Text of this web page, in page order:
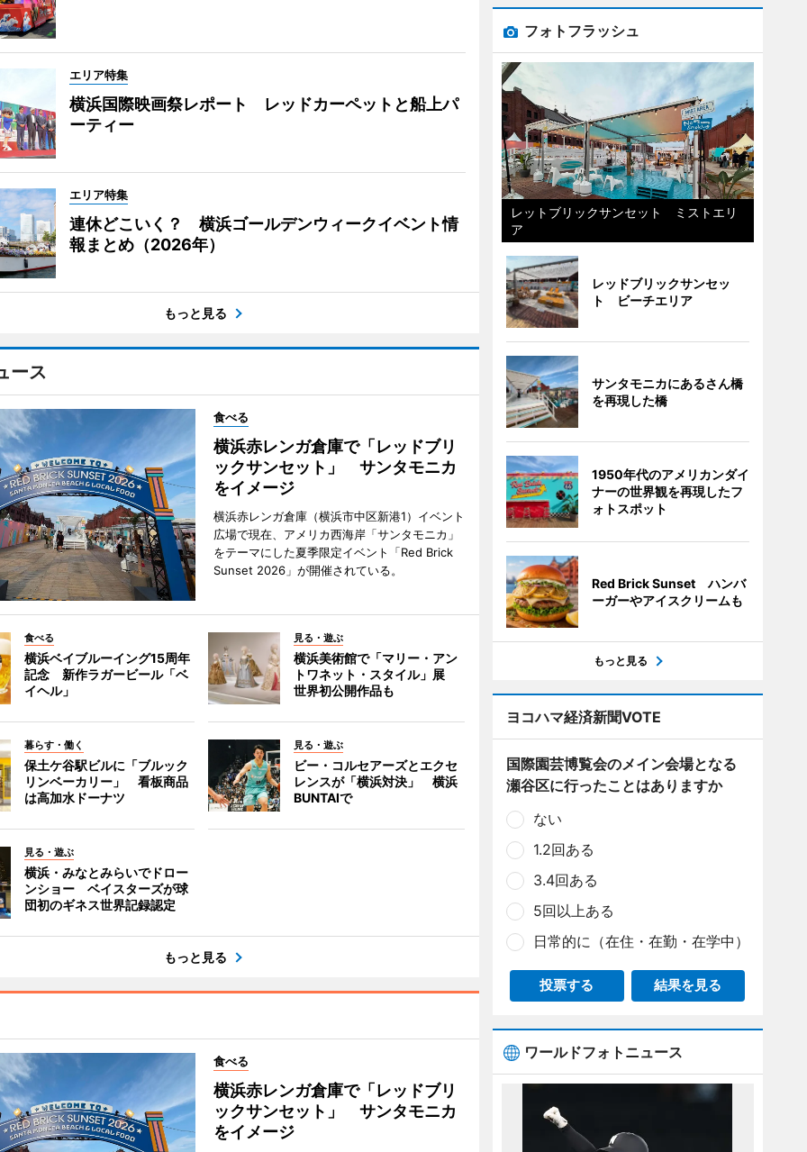
エリア特集
横浜国際映画祭レポート レッドカーペットと船上パ
ーティー
エリア特集
連休どこいく？ 横浜ゴールデンウィークイベント情
報まとめ（2026年）
もっと見る
ース
食べる
横浜赤レンガ倉庫で「レッドブリ
ックサンセット」 サンタモニカ
をイメージ
横浜赤レンガ倉庫（横浜市中区新港1）イベント
広場で現在、アメリカ西海岸「サンタモニカ」
をテーマにした夏季限定イベント「Red Brick
Sunset 2026」が開催されている。
食べる
横浜ベイブルーイング15周年
記念 新作ラガービール「ベ
イヘル」
見る・遊ぶ
横浜美術館で「マリー・アン
トワネット・スタイル」展
世界初公開作品も
暮らす・働く
保土ケ谷駅ビルに「ブルック
リンベーカリー」 看板商品
は高加水ドーナツ
見る・遊ぶ
ビー・コルセアーズとエクセ
レンスが「横浜対決」 横浜
BUNTAIで
見る・遊ぶ
横浜・みなとみらいでドロー
ンショー ベイスターズが球
団初のギネス世界記録認定
もっと見る
食べる
横浜赤レンガ倉庫で「レッドブリ
ックサンセット」 サンタモニカ
をイメージ
フォトフラッシュ
レットブリックサンセット ミストエリ
ア
レッドブリックサンセッ
ト ビーチエリア
サンタモニカにあるさん橋
を再現した橋
1950年代のアメリカンダイ
ナーの世界観を再現したフ
ォトスポット
Red Brick Sunset ハンバ
ーガーやアイスクリームも
もっと見る
ヨコハマ経済新聞VOTE
国際園芸博覧会のメイン会場となる
瀬谷区に行ったことはありますか
ない
1.2回ある
3.4回ある
5回以上ある
日常的に（在住・在勤・在学中）
投票する 結果を見る
ワールドフォトニュース